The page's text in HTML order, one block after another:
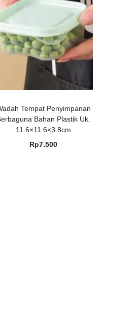
Tempat Penyimpanan
Bahan Plastik Uk.
11.6×11.6×3.8cm
Rp7.500